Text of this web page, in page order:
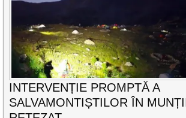
INTERVENȚIE PROMPTĂ A
SALVAMONTIȘTILOR ÎN